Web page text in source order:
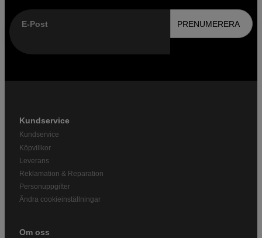
E-Post PRENUMERERA
Kundservice
Kundservice
Köpvillkor
Leverans
Reklamation & Reparation
Personuppgifter
Ändra cookieinställningar
Om oss